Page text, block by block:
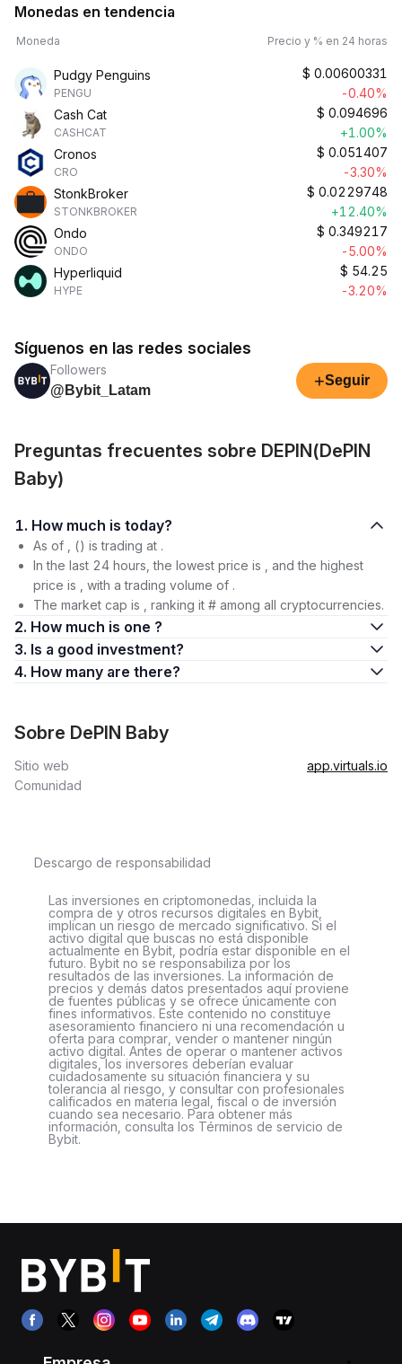
Monedas en tendencia
Moneda Precio y % en 24 horas
Pudgy Penguins
PENGU
$ 0.00600331
-0.40%
Cash Cat
CASHCAT
$ 0.094696
+1.00%
Cronos
CRO
$ 0.051407
-3.30%
StonkBroker
STONKBROKER
$ 0.0229748
+12.40%
Ondo
ONDO
$ 0.349217
-5.00%
Hyperliquid
HYPE
$ 54.25
-3.20%
Síguenos en las redes sociales
Followers
@Bybit_Latam
+Seguir
Preguntas frecuentes sobre DEPIN(DePIN
Baby)
1. How much is today?
As of , () is trading at .
In the last 24 hours, the lowest price is , and the highest
price is , with a trading volume of .
The market cap is , ranking it # among all cryptocurrencies.
2. How much is one ?
3. Is a good investment?
4. How many are there?
Sobre DePIN Baby
Sitio web
app.virtuals.io
Comunidad
Descargo de responsabilidad
Las inversiones en criptomonedas, incluida la
compra de y otros recursos digitales en Bybit,
implican un riesgo de mercado significativo. Si el
activo digital que buscas no está disponible
actualmente en Bybit, podría estar disponible en el
futuro. Bybit no se responsabiliza por los
resultados de las inversiones. La información de
precios y demás datos presentados aquí proviene
de fuentes públicas y se ofrece únicamente con
fines informativos. Este contenido no constituye
asesoramiento financiero ni una recomendación u
oferta para comprar, vender o mantener ningún
activo digital. Antes de operar o mantener activos
digitales, los inversores deberían evaluar
cuidadosamente su situación financiera y su
tolerancia al riesgo, y consultar con profesionales
calificados en materia legal, fiscal o de inversión
cuando sea necesario. Para obtener más
información, consulta los Términos de servicio de
Bybit.